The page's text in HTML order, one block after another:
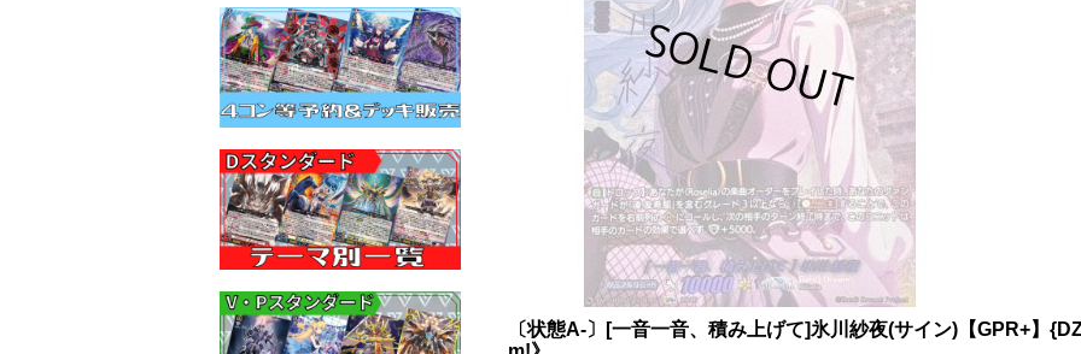
〔状態A-〕[一音一音、積み上げて]氷川紗夜(サイン)【GPR+】